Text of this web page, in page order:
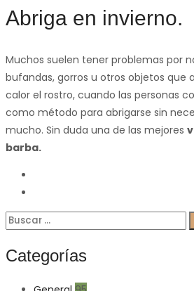
Abriga en invierno.
Muchos suelen tener problemas por
bufandas, gorros u otros objetos que
calor el rostro, cuando las personas
como método para abrigarse sin
mucho. Sin duda una de las mejores
barba.
Buscar:
Categorías